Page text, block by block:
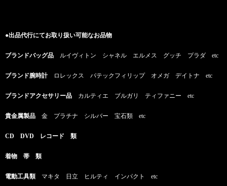
●出品代行にてお取り扱い可能なお品物
ブランドバッグ品 ルイヴィトン シャネル エルメス グッチ プラダ etc
ブランド腕時計ロレックス パテックフィリップ オメガ デイトナ etc
ブランドアクセサリー品 カルティエ ブルガリ ティファニー etc
貴金属製品 金 プラチナ シルバー 宝石類 etc
CD DVD レコード 類
着物 帯 類
電動工具類 マキタ 日立 ヒルティ インパクト etc